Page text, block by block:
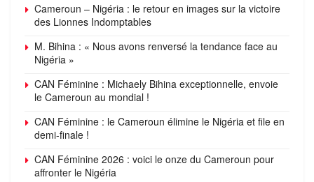
Cameroun – Nigéria : le retour en images sur la victoire
des Lionnes Indomptables
M. Bihina : « Nous avons renversé la tendance face au
Nigéria »
CAN Féminine : Michaely Bihina exceptionnelle, envoie
le Cameroun au mondial !
CAN Féminine : le Cameroun élimine le Nigéria et file en
demi-finale !
CAN Féminine 2026 : voici le onze du Cameroun pour
affronter le Nigéria